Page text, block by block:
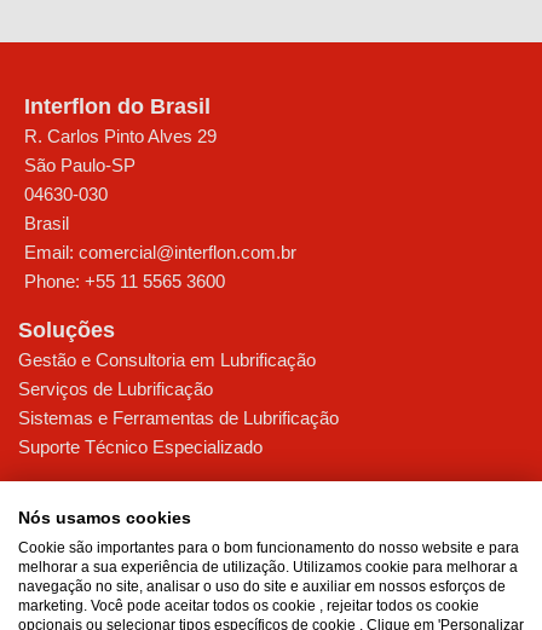
Interflon do Brasil
R. Carlos Pinto Alves 29
São Paulo-SP
04630-030
Brasil
Email: comercial@interflon.com.br
Phone: +55 11 5565 3600
Soluções
Gestão e Consultoria em Lubrificação
Serviços de Lubrificação
Sistemas e Ferramentas de Lubrificação
Suporte Técnico Especializado
Alimentos
Siderurgia & Mineração
Bebidas
Papel & Celulose
Nós usamos cookies
Cookie são importantes para o bom funcionamento do nosso website e para
melhorar a sua experiência de utilização. Utilizamos cookie para melhorar a
navegação no site, analisar o uso do site e auxiliar em nossos esforços de
marketing. Você pode aceitar todos os cookie , rejeitar todos os cookie
opcionais ou selecionar tipos específicos de cookie . Clique em 'Personalizar